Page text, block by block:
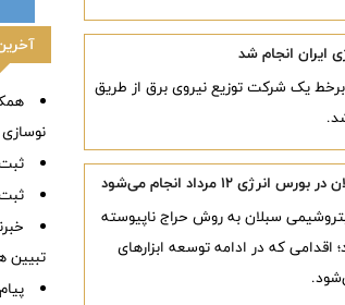
ایران انجام شد
۱۴۰۵، نخستین معامله برخط یک شرکت توزیع نیروی برق از طریق
مرداد انجام می‌شود
سبلان به روش حراج ناپیوسته
خواهد شد؛ اقدامی که در ادامه توسعه ابزارهای
تبیین